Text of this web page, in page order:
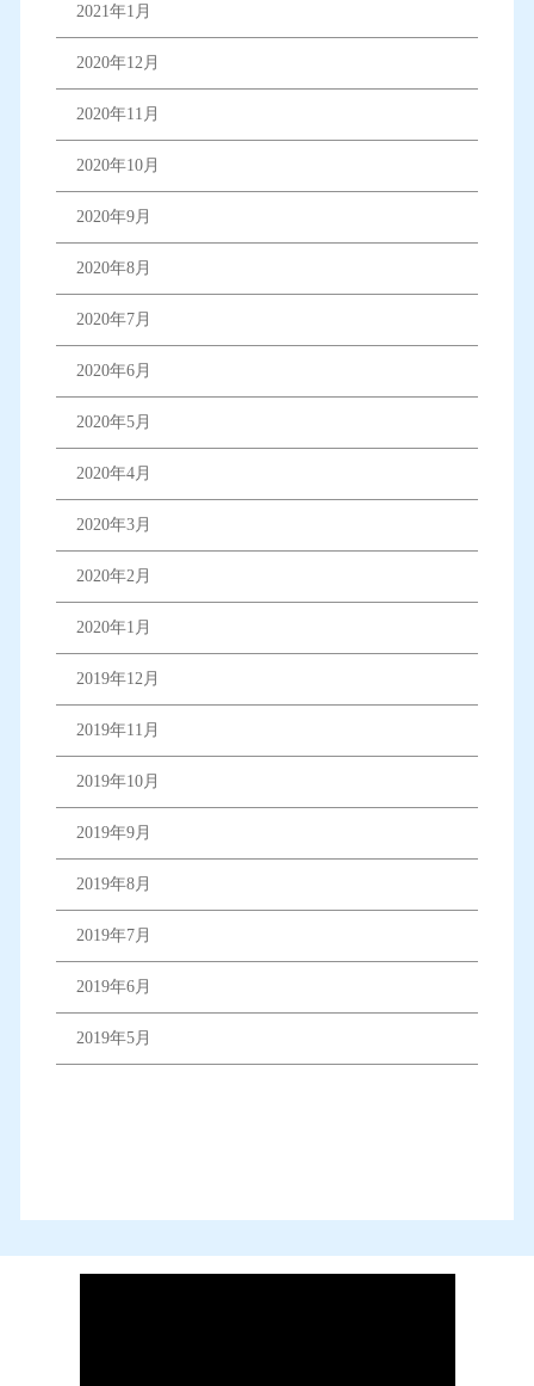
2021年1月
2020年12月
2020年11月
2020年10月
2020年9月
2020年8月
2020年7月
2020年6月
2020年5月
2020年4月
2020年3月
2020年2月
2020年1月
2019年12月
2019年11月
2019年10月
2019年9月
2019年8月
2019年7月
2019年6月
2019年5月